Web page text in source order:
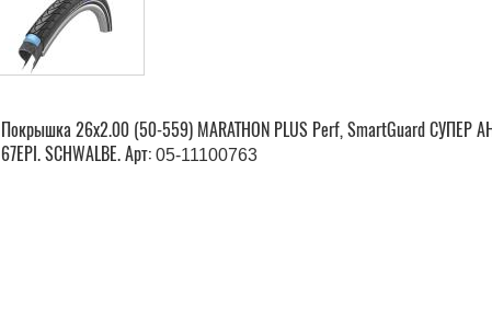
Покрышка 26x2.00 (50-559) MARATHON PLUS Perf, SmartGuard СУПЕР
67EPI. SCHWALBE. Арт: 05-11100763